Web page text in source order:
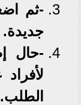
-ثم
جديدة.
-حال
الطلب.